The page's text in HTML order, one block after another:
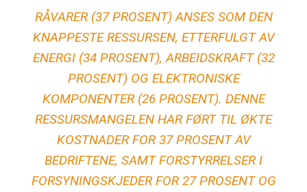
RÅVARER (37 PROSENT) ANSES SOM DEN
KNAPPESTE RESSURSEN, ETTERFULGT AV
ENERGI (34 PROSENT), ARBEIDSKRAFT (32
PROSENT) OG ELEKTRONISKE
KOMPONENTER (26 PROSENT). DENNE
RESSURSMANGELEN HAR FØRT TIL ØKTE
KOSTNADER FOR 37 PROSENT AV
BEDRIFTENE, SAMT FORSTYRRELSER I
FORSYNINGSKJEDER FOR 27 PROSENT OG